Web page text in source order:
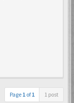
Page 1 of1 1 post